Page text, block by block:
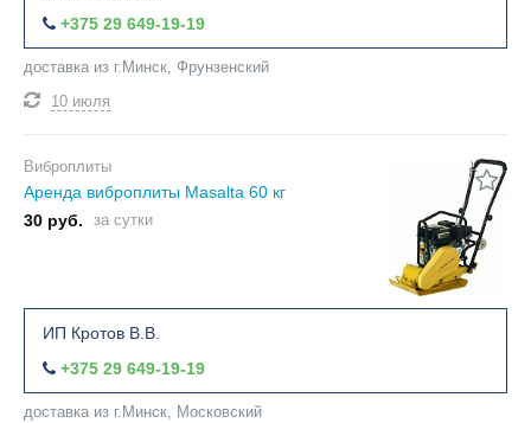
+375 29 649-19-19
доставка из г.Минск, Фрунзенский
10 июля
Виброплиты
Аренда виброплиты Masalta 60 кг
30 руб.
за сутки
ИП Кротов В.В.
+375 29 649-19-19
доставка из г.Минск, Московский